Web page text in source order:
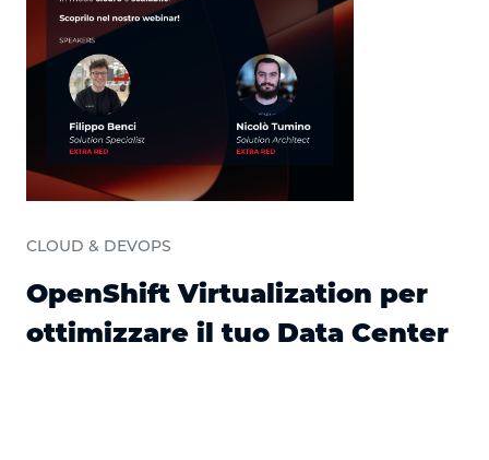
CLOUD & DEVOPS
OpenShift Virtualization per
ottimizzare il tuo Data Center